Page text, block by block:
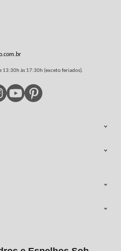
13:30h às 17:30h (exceto feriados).